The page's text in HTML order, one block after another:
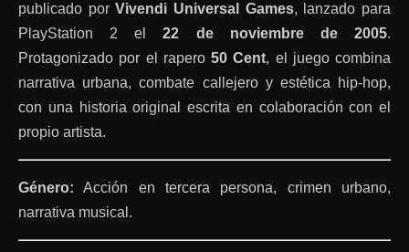
publicado porVivendi Universal Games, lanzado para
PlayStation 2 el22 de noviembre de 2005.
Protagonizado por el rapero 50 Cent, el juego combina
narrativa urbana, combate callejero y estética hip-hop,
con una historia original escrita en colaboración con el
propio artista.
Género: Acción en tercera persona, crimen urbano,
narrativa musical.